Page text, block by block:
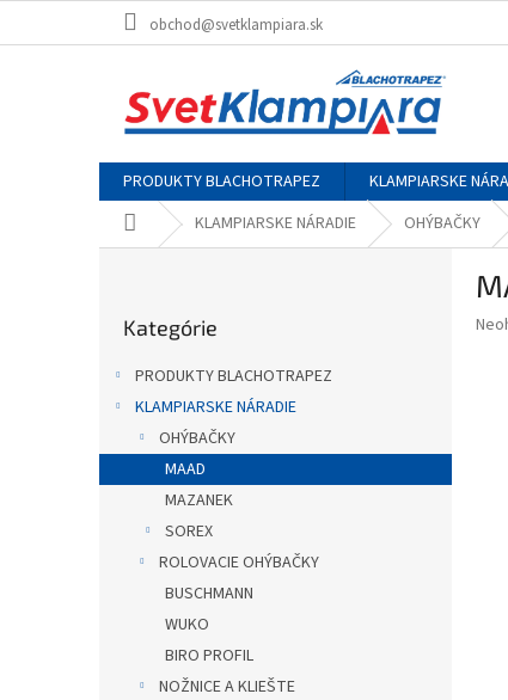
obchod@svetklampiara.sk
PRODUKTY BLACHOTRAPEZ KLAMPIARSKE
DomovKLAMPIARSKE NÁRADIE OHÝBAČKY
kategórie
Kategórie
PRODUKTY BLACHOTRAPEZ
KLAMPIARSKE NÁRADIE
OHÝBAČKY
MAAD
MAZANEK
SOREX
ROLOVACIE OHÝBAČKY
BUSCHMANN
WUKO
BIRO PROFIL
NOŽNICE A KLIEŠTE